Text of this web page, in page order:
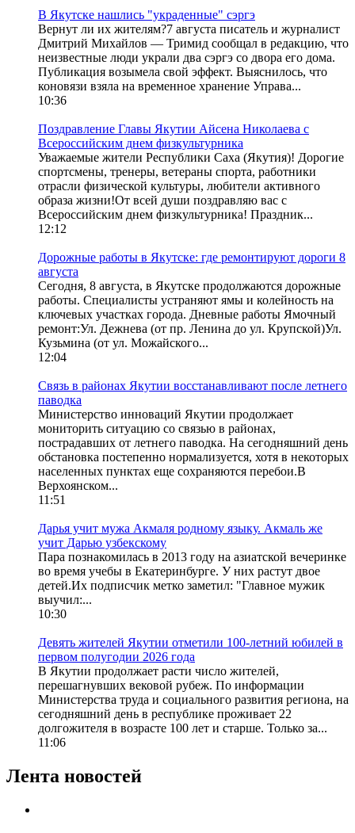
В Якутске нашлись "украденные" сэргэ
Вернут ли их жителям?7 августа писатель и журналист
Дмитрий Михайлов — Тримид сообщал в редакцию, что
неизвестные люди украли два сэргэ со двора его дома.
Публикация возымела свой эффект. Выяснилось, что
коновязи взяла на временное хранение Управа...
10:36
Поздравление Главы Якутии Айсена Николаева с
Всероссийским днем физкультурника
Уважаемые жители Республики Саха (Якутия)! Дорогие
спортсмены, тренеры, ветераны спорта, работники
отрасли физической культуры, любители активного
образа жизни!От всей души поздравляю вас с
Всероссийским днем физкультурника! Праздник...
12:12
Дорожные работы в Якутске: где ремонтируют дороги 8
августа
Сегодня, 8 августа, в Якутске продолжаются дорожные
работы. Специалисты устраняют ямы и колейность на
ключевых участках города. Дневные работы Ямочный
ремонт:Ул. Дежнева (от пр. Ленина до ул. Крупской)Ул.
Кузьмина (от ул. Можайского...
12:04
Связь в районах Якутии восстанавливают после летнего
паводка
Министерство инноваций Якутии продолжает
мониторить ситуацию со связью в районах,
пострадавших от летнего паводка. На сегодняшний день
обстановка постепенно нормализуется, хотя в некоторых
населенных пунктах еще сохраняются перебои.В
Верхоянском...
11:51
Дарья учит мужа Акмаля родному языку. Акмаль же
учит Дарью узбекскому
Пара познакомилась в 2013 году на азиатской вечеринке
во время учебы в Екатеринбурге. У них растут двое
детей.Их подписчик метко заметил: "Главное мужик
выучил:...
10:30
Девять жителей Якутии отметили 100-летний юбилей в
первом полугодии 2026 года
В Якутии продолжает расти число жителей,
перешагнувших вековой рубеж. По информации
Министерства труда и социального развития региона, на
сегодняшний день в республике проживает 22
долгожителя в возрасте 100 лет и старше. Только за...
11:06
Лента новостей